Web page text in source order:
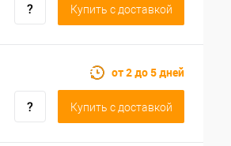
Купить c доставкой
от 2 до 5 дней
Купить c доставкой